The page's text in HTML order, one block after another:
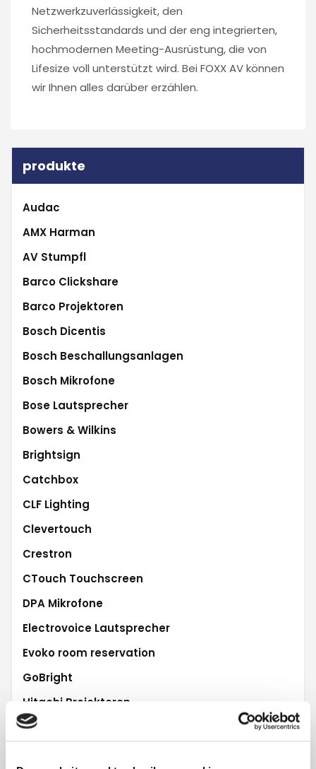
Netzwerkzuverlässigkeit, den
Sicherheitsstandards und der eng integrierten,
hochmodernen Meeting-Ausrüstung, die von
Lifesize voll unterstützt wird. Bei FOXX AV können
wir Ihnen alles darüber erzählen.
produkte
Audac
AMX Harman
AV Stumpfl
Barco Clickshare
Barco Projektoren
Bosch Dicentis
Bosch Beschallungsanlagen
Bosch Mikrofone
Bose Lautsprecher
Bowers & Wilkins
Brightsign
Catchbox
CLF Lighting
Clevertouch
Crestron
CTouch Touchscreen
DPA Mikrofone
Electrovoice Lautsprecher
Evoko room reservation
GoBright
Hitachi Projektoren
iiyama Touchscreen